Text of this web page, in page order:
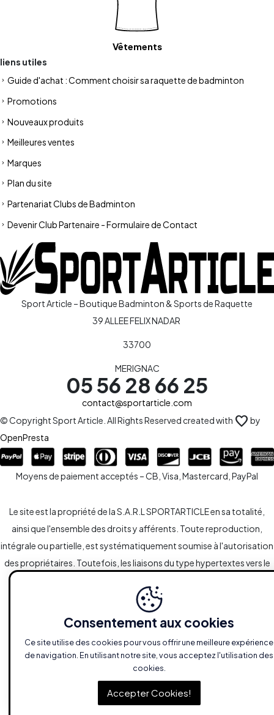
Vêtements
liens utiles
Guide d'achat : Comment choisir sa raquette de badminton
Promotions
Nouveaux produits
Meilleures ventes
Marques
Plan du site
Partenariat Clubs de Badminton
Devenir Club Partenaire - Formulaire de Contact
Sport Article – Boutique Badminton & Sports de Raquette
39 ALLEE FELIX NADAR
33700
MERIGNAC
05 56 28 66 25
contact@sportarticle.com
© Copyright Sport Article. All Rights Reserved created with favorite by
OpenPresta
Moyens de paiement acceptés – CB, Visa, Mastercard, PayPal
Le site est la propriété de la S.A.R.L SPORTARTICLE en sa totalité,
ainsi que l'ensemble des droits y afférents. Toute reproduction,
intégrale ou partielle, est systématiquement soumise à l'autorisation
des propriétaires. Toutefois, les liaisons du type hypertextes vers le
Consentement aux cookies
Ce site utilise des cookies pour vous offrir une meilleure expérience
de navigation. En utilisant notre site, vous acceptez l'utilisation des
cookies.
Accepter Cookies!